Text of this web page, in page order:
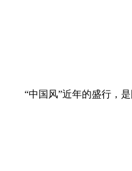
“中国风”近年的盛行，是